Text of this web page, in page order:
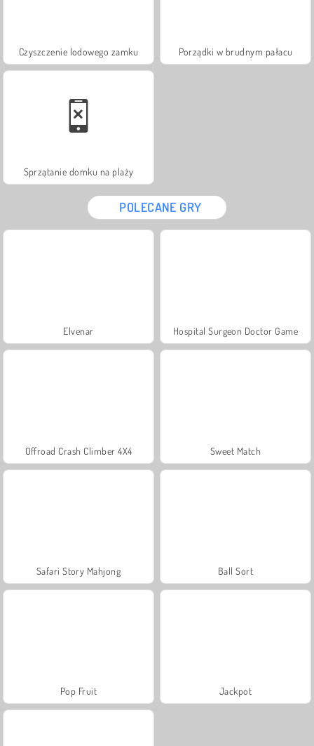
Czyszczenie lodowego zamku Porządki w brudnym pałacu
Sprzątanie domku na plaży
POLECANE GRY
Elvenar Hospital Surgeon Doctor Game
Offroad Crash Climber 4X4 Sweet Match
Safari Story Mahjong Ball Sort
Pop Fruit Jackpot